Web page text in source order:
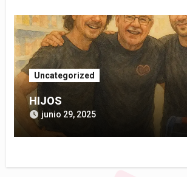
Uncategorized
HIJOS
junio 29, 2025